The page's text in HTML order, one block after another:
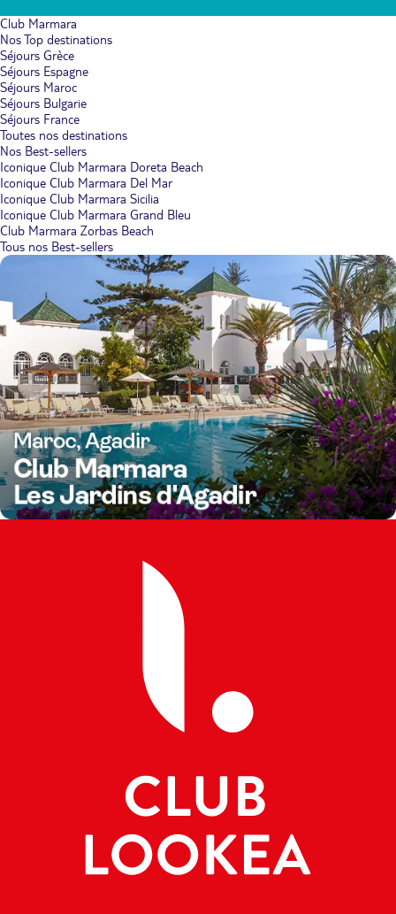
Club Marmara
Nos Top destinations
Séjours Grèce
Séjours Espagne
Séjours Maroc
Séjours Bulgarie
Séjours France
Toutes nos destinations
Nos Best-sellers
Iconique Club Marmara Doreta Beach
Iconique Club Marmara Del Mar
Iconique Club Marmara Sicilia
Iconique Club Marmara Grand Bleu
Club Marmara Zorbas Beach
Tous nos Best-sellers